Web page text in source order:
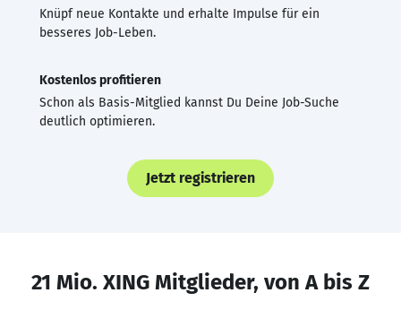
Knüpf neue Kontakte und erhalte Impulse für ein
besseres Job-Leben.
Kostenlos profitieren
Schon als Basis-Mitglied kannst Du Deine Job-Suche
deutlich optimieren.
Jetzt registrieren
21 Mio. XING Mitglieder, von A bis Z